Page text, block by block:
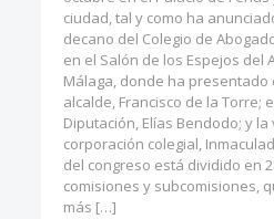
ciudad, tal y como ha
decano del Colegio de
en el Salón de los Espejos del
Málaga, donde ha presentado
alcalde, Francisco de la Torre;
Diputación, Elías Bendodo; y
corporación colegial,
del congreso está dividido en
comisiones y subcomisiones,
más […]